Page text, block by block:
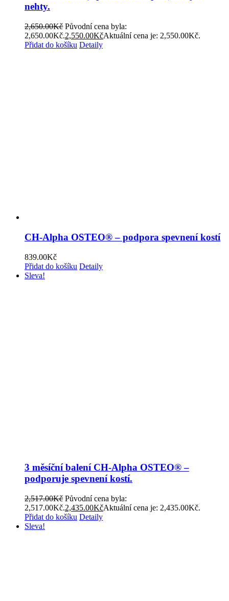
nehty.
2,650.00Kč Původní cena byla:
2,650.00Kč.2,550.00KčAktuální cena je: 2,550.00Kč.
Přidat do košíku Detaily
CH-Alpha OSTEO® – podpora spevnení kostí
839.00Kč
Přidat do košíku Detaily
Sleva!
3 měsíční balení CH-Alpha OSTEO® –
podporuje spevnení kostí.
2,517.00Kč Původní cena byla:
2,517.00Kč.2,435.00KčAktuální cena je: 2,435.00Kč.
Přidat do košíku Detaily
Sleva!